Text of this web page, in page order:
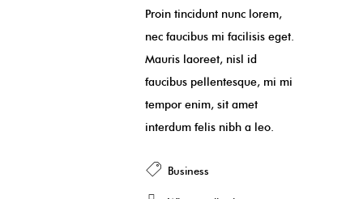
Proin tincidunt nunc lorem,
nec faucibus mi facilisis eget.
Mauris laoreet, nisl id
faucibus pellentesque, mi mi
tempor enim, sit amet
interdum felis nibh a leo.
Business